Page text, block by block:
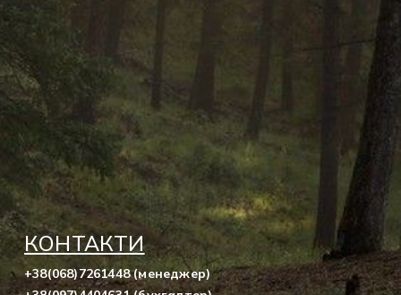
КОНТАКТИ
+38(068)7261448 (менеджер)